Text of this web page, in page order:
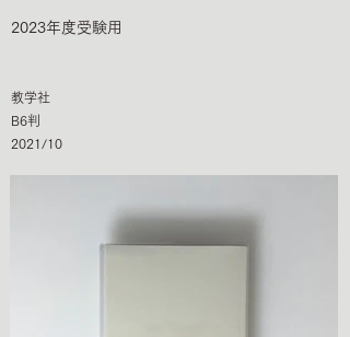
2023年度受験用
教学社
B6判
2021/10